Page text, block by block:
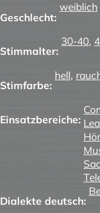
Geschlecht:
weiblich
Stimmalter:
30-40,
Stimfarbe:
hell,
Einsatzbereiche:
Dialekte deutsch: